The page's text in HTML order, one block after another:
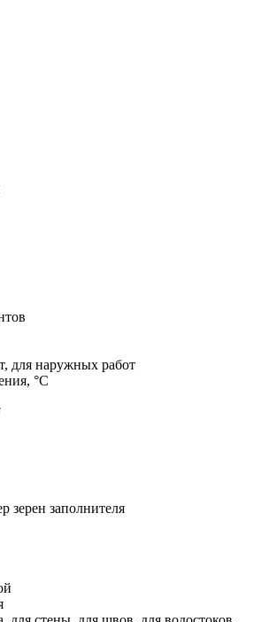
для наружных работ
°С
зерен заполнителя